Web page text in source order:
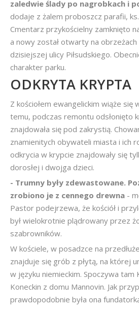
zaledwie ślady po nagrobkach i
dodaje z żalem proboszcz parafii,
Cmentarz przykościelny zamknięto
a nowy został otwarty na
dzisiejszej ulicy Piłsudskiego.
charakter parku.
ODKRYTA KRYPTA
Z kościołem ewangelickim wiąże się
temu, podczas remontu odsłonięto
znajdowała się pod zakrystią.
znamienitych obywateli miasta i ich
odkrycia w krypcie znajdowały się
dorosłej i dwojga dzieci.
- Trumny były zdewastowane.
zrobiono je z cennego drewna -
Pastor podejrzewa, że kościół i
był wielokrotnie plądrowany przez
szabrowników.
W kościele, w posadzce na
znajduje się grób z płytą, na której
w języku niemieckim. Spoczywa tam
Koneckin z domu Mannovin. Jak
prawdopodobnie była ona